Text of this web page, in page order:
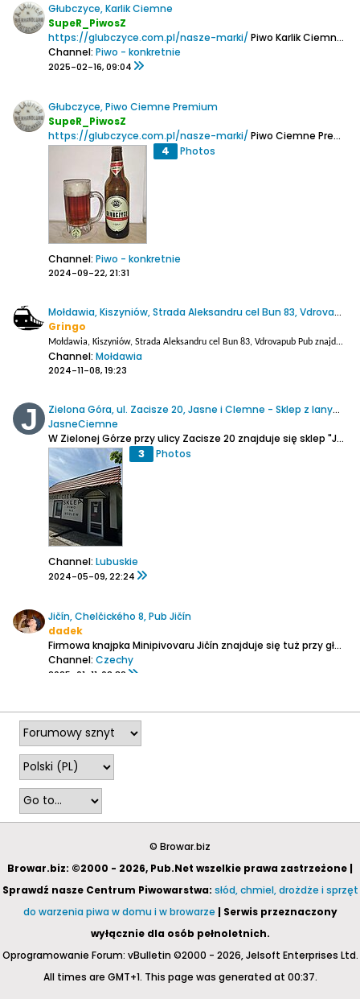
Głubczyce, Karlik Ciemne
SupeR_PiwosZ
https://glubczyce.com.pl/nasze-marki/ Piwo Karlik Ciemne
Channel: Piwo - konkretnie
2025-02-16, 09:04
Głubczyce, Piwo Ciemne Premium
SupeR_PiwosZ
https://glubczyce.com.pl/nasze-marki/ Piwo Ciemne Premium
4 Photos
Channel: Piwo - konkretnie
2024-09-22, 21:31
Mołdawia, Kiszyniów, Strada Aleksandru cel Bun 83, Vdrovapub
Gringo
Mołdawia, Kiszyniów, Strada Aleksandru cel Bun 83, Vdrovapub Pub znajdujący się w sercu miasta, który posiada chyba najlepszą luzacką atmosferę ze wszystkich miejsc odwiedzonych w Kiszyniowie.
Channel: Mołdawia
2024-11-08, 19:23
Zielona Góra, ul. Zacisze 20, Jasne i CIemne - Sklep z lanym piwem
JasneCiemne
W Zielonej Górze przy ulicy Zacisze 20 znajduje się sklep "Jasne i Ciemne", który specjalizuje się w sprzedaży lanego piwa z beczki do butelki PET. W asortymencie sklepu dostępne są różnorodne rodzaje piw, w tym czeskie, niemieckie i polskie. Oprócz piw, klientów przyciągają również...
3 Photos
Channel: Lubuskie
2024-05-09, 22:24
Jičín, Chelčického 8, Pub Jičín
dadek
Firmowa knajpka Minipivovaru Jičín znajduje się tuż przy głównym rynku, w jego południowo-zachodnim narożniku, pod łukowymi podcieniami.
Channel: Czechy
2025-01-11, 02:32
© Browar.biz
Browar.biz: ©2000 - 2026, Pub.Net wszelkie prawa zastrzeżone |
Sprawdź nasze Centrum Piwowarstwa: słód, chmiel, drożdże i sprzęt
do warzenia piwa w domu i w browarze | Serwis przeznaczony
wyłącznie dla osób pełnoletnich.
Oprogramowanie Forum: vBulletin ©2000 - 2026, Jelsoft Enterprises Ltd.
All times are GMT+1. This page was generated at 00:37.